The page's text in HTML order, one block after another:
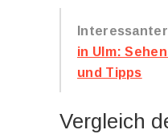
in Ulm:
und Tipps
Vergleich